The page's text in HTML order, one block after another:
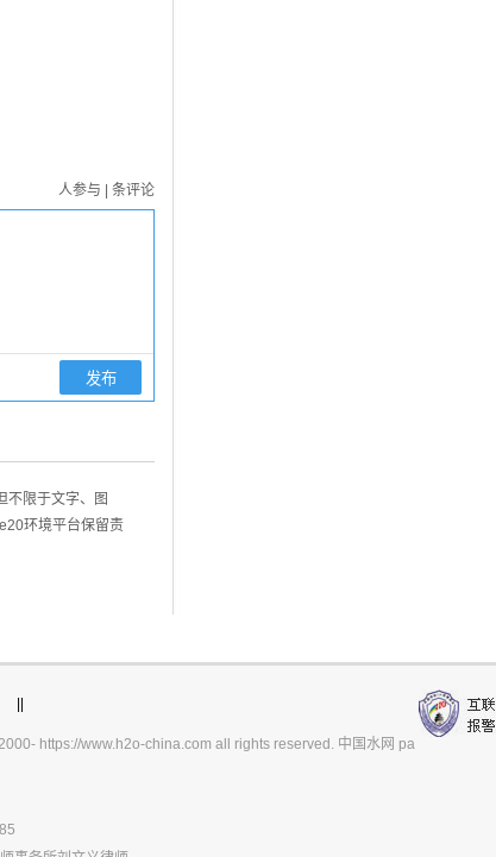
人参与 条评论
不限于文字、图
环境平台保留责
https://www.h2o-china.com all rights reserved. 中国水网 pa